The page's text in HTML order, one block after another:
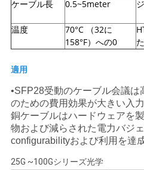
求
め
て
く
だ
さ
ケーブル長 0.5~5meter
温度
70°C （32に
158°F）への0
適用
•SFP28受動のケーブル会議は
のための費用効果が大きい入
銅ケーブルはハードウェアを
物および減らされた電力バジ
configurabilityおよび利用を達
25G ~100Gシリーズ光学